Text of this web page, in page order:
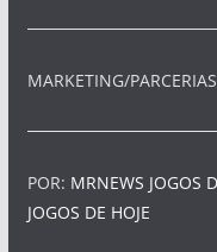
MARKETING/
POR: MRNEWS JOGOS
JOGOS DE HOJE